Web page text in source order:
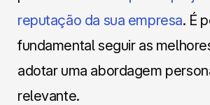
reputação da sua empresa. É
fundamental seguir as
adotar uma abordagem
relevante.